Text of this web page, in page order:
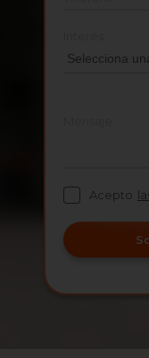
Acepto